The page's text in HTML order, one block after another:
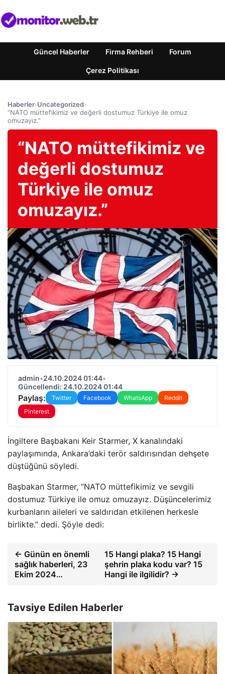
Güncel Haberler Firma Rehberi Forum
Çerez Politikası
Haberler›Uncategorized›
“NATO müttefikimiz ve değerli dostumuz Türkiye ile omuz
omuzayız.”
“NATO müttefikimiz ve
değerli dostumuz
Türkiye ile omuz
omuzayız.”
admin•24.10.2024 01:44•
Güncellendi: 24.10.2024 01:44
Paylaş: Twitter Facebook WhatsApp
Reddit
Pinterest
İngiltere Başbakanı Keir Starmer, X kanalındaki
paylaşımında, Ankara’daki terör saldırısından dehşete
düştüğünü söyledi.
Başbakan Starmer, “NATO müttefikimiz ve sevgili
dostumuz Türkiye ile omuz omuzayız. Düşüncelerimiz
kurbanların aileleri ve saldırıdan etkilenen herkesle
birlikte.” dedi. Şöyle dedi:
← Günün en önemli
sağlık haberleri, 23
Ekim 2024…
15 Hangi plaka? 15 Hangi
şehrin plaka kodu var? 15
Hangi ile ilgilidir? →
Tavsiye Edilen Haberler